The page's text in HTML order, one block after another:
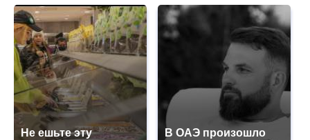
Не ешьте эту
В ОАЭ произошло